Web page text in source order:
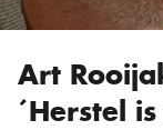
Art
´Herstel